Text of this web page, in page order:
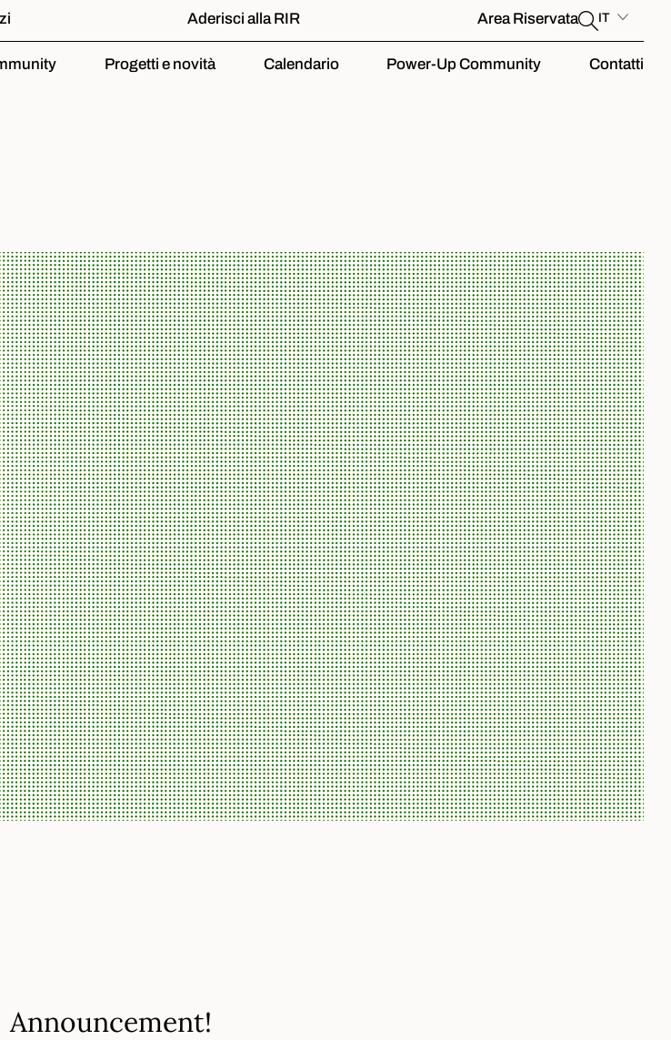
Aderisci alla RIR Area Riservata IT
Progetti e novità Calendario Power-Up Community Contatti
Announcement!